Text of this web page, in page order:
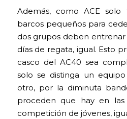
Además, como ACE
barcos pequeños para
dos grupos deben entrenar
días de regata, igual. Esto
casco del AC40 sea
solo se distinga un
otro, por la diminuta
proceden que hay en
competición de jóvenes,